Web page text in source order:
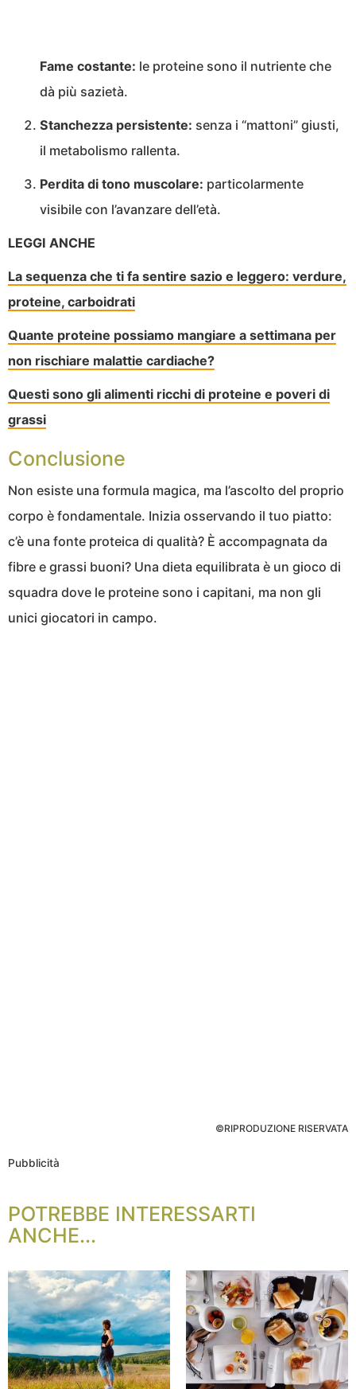
Fame costante: le proteine sono il nutriente che
dà più sazietà.
Stanchezza persistente: senza i “mattoni” giusti,
il metabolismo rallenta.
Perdita di tono muscolare: particolarmente
visibile con l’avanzare dell’età.
LEGGI ANCHE
La sequenza che ti fa sentire sazio e leggero: verdure,
proteine, carboidrati
Quante proteine possiamo mangiare a settimana per
non rischiare malattie cardiache?
Questi sono gli alimenti ricchi di proteine e poveri di
grassi
Conclusione
Non esiste una formula magica, ma l’ascolto del proprio
corpo è fondamentale. Inizia osservando il tuo piatto:
c’è una fonte proteica di qualità? È accompagnata da
fibre e grassi buoni? Una dieta equilibrata è un gioco di
squadra dove le proteine sono i capitani, ma non gli
unici giocatori in campo.
©RIPRODUZIONE RISERVATA
Pubblicità
POTREBBE INTERESSARTI
ANCHE...